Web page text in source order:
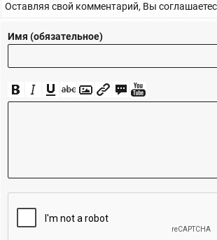
Оставляя свой комментарий, Вы
Имя (обязательное)